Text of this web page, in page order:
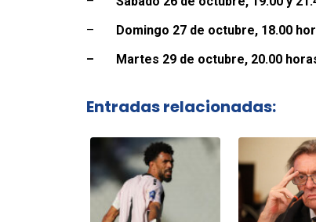
– Domingo 27 de octubre, 18.00
–
Martes 29 de octubre, 20.00
Entradas relacionadas: